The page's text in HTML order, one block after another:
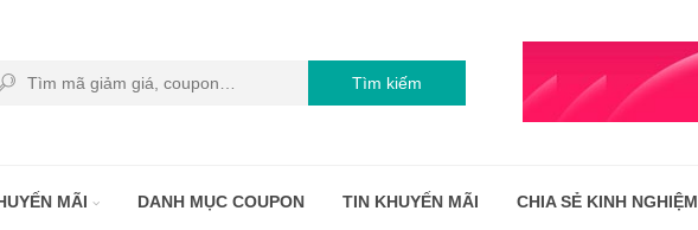
Tìm kiếm
MÃI DANH MỤC COUPON TIN KHUYẾN MÃI CHIA SẺ KINH NGHIỆM